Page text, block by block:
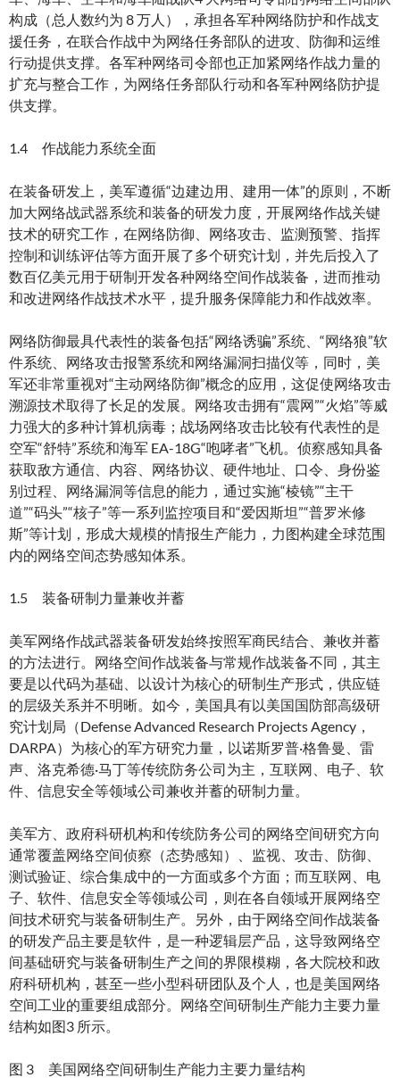
构成（总人数约为 8 万人），承担各军种网络防护和作战支
援任务，在联合作战中为网络任务部队的进攻、防御和运维
行动提供支撑。各军种网络司令部也正加紧网络作战力量的
扩充与整合工作，为网络任务部队行动和各军种网络防护提
供支撑。
1.4 作战能力系统全面
在装备研发上，美军遵循“边建边用、建用一体”的原则，不断
加大网络战武器系统和装备的研发力度，开展网络作战关键
技术的研究工作，在网络防御、网络攻击、监测预警、指挥
控制和训练评估等方面开展了多个研究计划，并先后投入了
数百亿美元用于研制开发各种网络空间作战装备，进而推动
和改进网络作战技术水平，提升服务保障能力和作战效率。
网络防御最具代表性的装备包括“网络诱骗”系统、“网络狼”软
件系统、网络攻击报警系统和网络漏洞扫描仪等，同时，美
军还非常重视对“主动网络防御”概念的应用，这促使网络攻击
溯源技术取得了长足的发展。网络攻击拥有“震网”“火焰”等威
力强大的多种计算机病毒；战场网络攻击比较有代表性的是
空军“舒特”系统和海军 EA-18G“咆哮者”飞机。侦察感知具备
获取敌方通信、内容、网络协议、硬件地址、口令、身份鉴
别过程、网络漏洞等信息的能力，通过实施“棱镜”“主干
道”“码头”“核子”等一系列监控项目和“爱因斯坦”“普罗米修
斯”等计划，形成大规模的情报生产能力，力图构建全球范围
内的网络空间态势感知体系。
1.5 装备研制力量兼收并蓄
美军网络作战武器装备研发始终按照军商民结合、兼收并蓄
的方法进行。网络空间作战装备与常规作战装备不同，其主
要是以代码为基础、以设计为核心的研制生产形式，供应链
的层级关系并不明晰。如今，美国具有以美国国防部高级研
究计划局（Defense Advanced Research Projects Agency，
DARPA）为核心的军方研究力量，以诺斯罗普·格鲁曼、雷
声、洛克希德·马丁等传统防务公司为主，互联网、电子、软
件、信息安全等领域公司兼收并蓄的研制力量。
美军方、政府科研机构和传统防务公司的网络空间研究方向
通常覆盖网络空间侦察（态势感知）、监视、攻击、防御、
测试验证、综合集成中的一方面或多个方面；而互联网、电
子、软件、信息安全等领域公司，则在各自领域开展网络空
间技术研究与装备研制生产。另外，由于网络空间作战装备
的研发产品主要是软件，是一种逻辑层产品，这导致网络空
间基础研究与装备研制生产之间的界限模糊，各大院校和政
府科研机构，甚至一些小型科研团队及个人，也是美国网络
空间工业的重要组成部分。网络空间研制生产能力主要力量
结构如图3 所示。
图 3 美国网络空间研制生产能力主要力量结构